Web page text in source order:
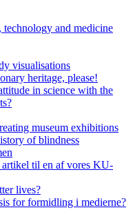
technology and medicine
visualisations
heritage, please!
in science with the
museum exhibitions
of blindness
til en af vores KU-
lives?
for formidling i medierne?